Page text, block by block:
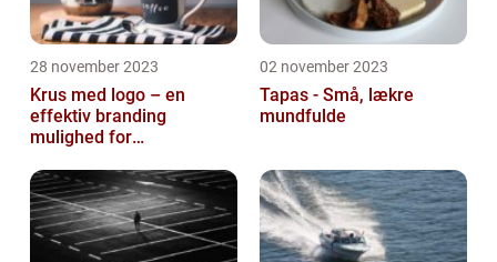
28 november 2023
Krus med logo – en
effektiv branding
mulighed for
02 november 2023
Tapas - Små, lækre
mundfulde